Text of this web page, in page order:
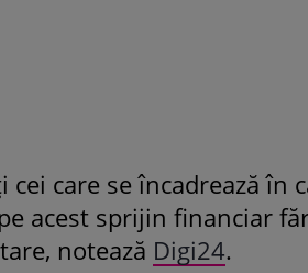
cei care se încadrează în
acest sprijin financiar
notează Digi24.